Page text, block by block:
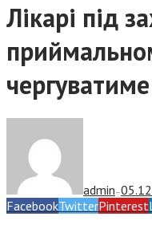
Лікарі під
admin —
FacebookTwitterPinterest